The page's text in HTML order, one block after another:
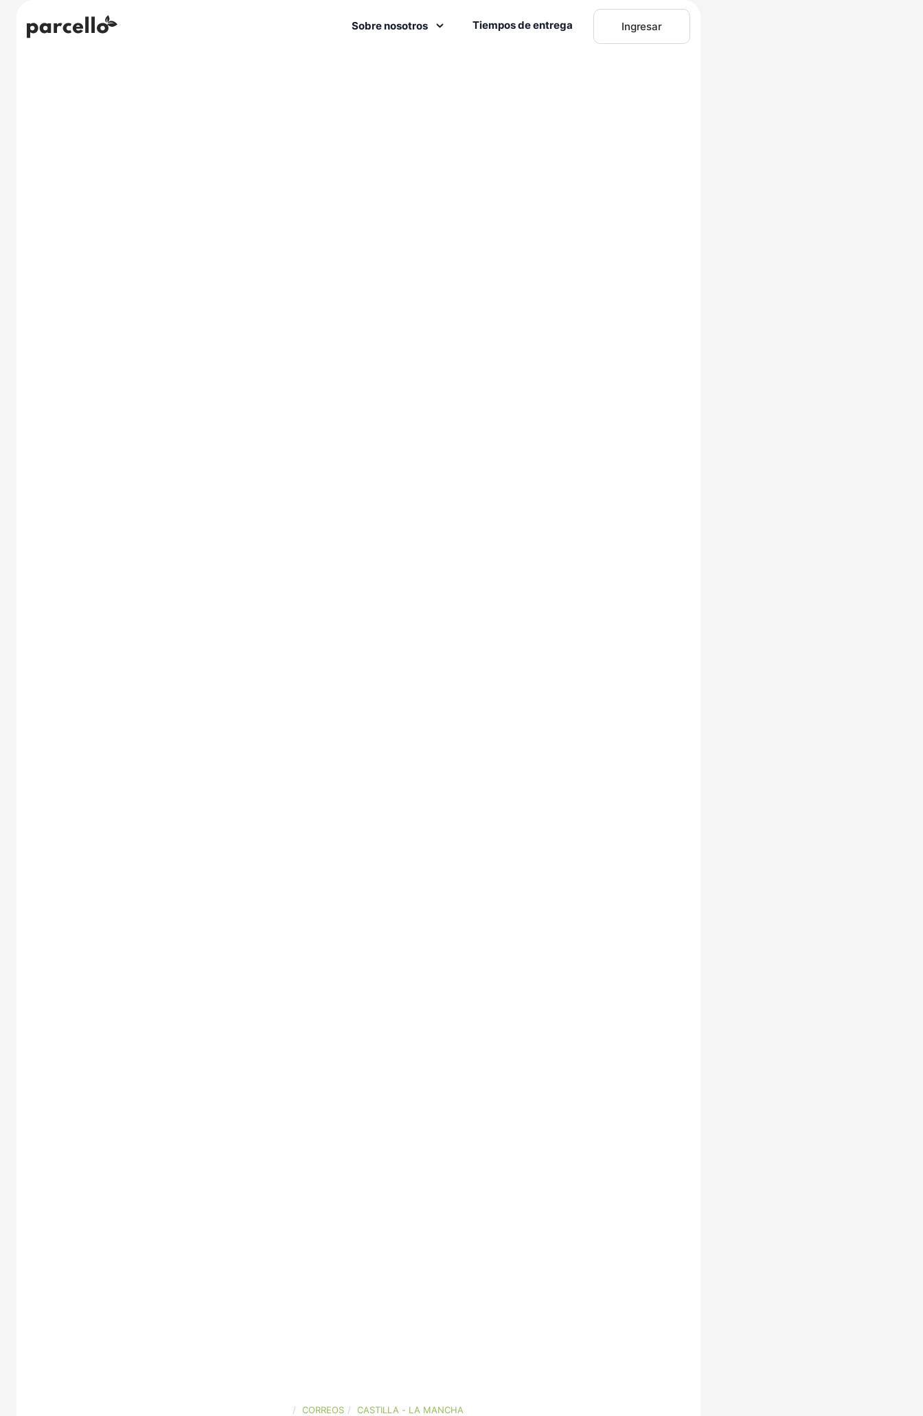
Sobre nosotros Tiempos de entrega Ingresar
CORREOS CASTILLA - LA MANCHA